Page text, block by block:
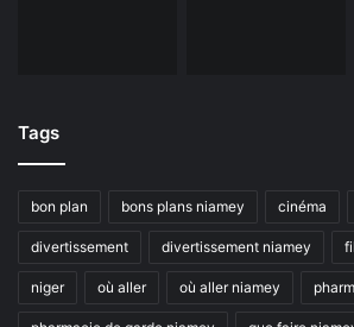
Tags
bon plan bons plans niamey cinéma
divertissement divertissement niamey
niger où aller où aller niamey